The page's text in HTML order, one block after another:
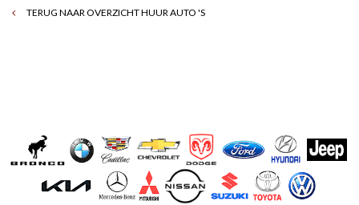
TERUG NAAR OVERZICHT HUUR AUTO 'S